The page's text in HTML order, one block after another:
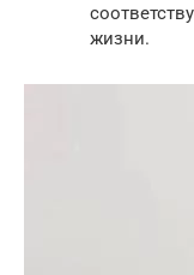
жизни.